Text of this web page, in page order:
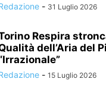
- 31 Luglio 2026
Respira
dell’Aria del
- 15 Luglio 2026